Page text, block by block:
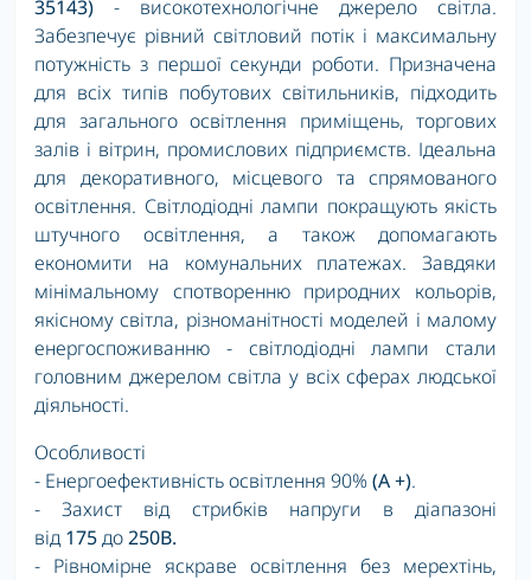
35143) - високотехнологічне джерело світла.
Забезпечує рівний світловий потік і максимальну
потужність з першої секунди роботи. Призначена
для всіх типів побутових світильників, підходить
для загального освітлення приміщень, торгових
залів і вітрин, промислових підприємств. Ідеальна
для декоративного, місцевого та спрямованого
освітлення. Світлодіодні лампи покращують якість
штучного освітлення, а також допомагають
економити на комунальних платежах. Завдяки
мінімальному спотворенню природних кольорів,
якісному світла, різноманітності моделей і малому
енергоспоживанню - світлодіодні лампи стали
головним джерелом світла у всіх сферах людської
діяльності.
Особливості
- Енергоефективність освітлення 90%(A +).
- Захист від стрибків напруги в діапазоні
від175до250В.
- Рівномірне яскраве освітлення без мерехтінь,